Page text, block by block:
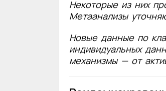
Некоторые из них
Метаанализы
Новые данные по
индивидуальных
механизмы — от